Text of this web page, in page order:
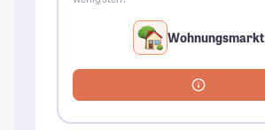
Wohnungsmarkt